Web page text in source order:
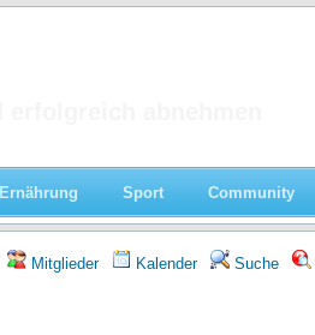
Ernährung Sport Community
Mitglieder Kalender Suche